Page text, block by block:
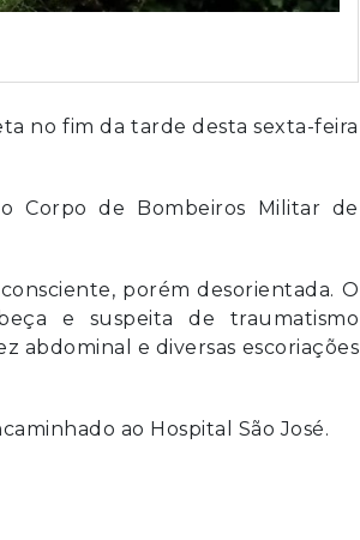
no fim da tarde desta sexta-feira
Corpo de Bombeiros Militar de
porém desorientada. O
e suspeita de traumatismo
abdominal e diversas escoriações
ao Hospital São José.